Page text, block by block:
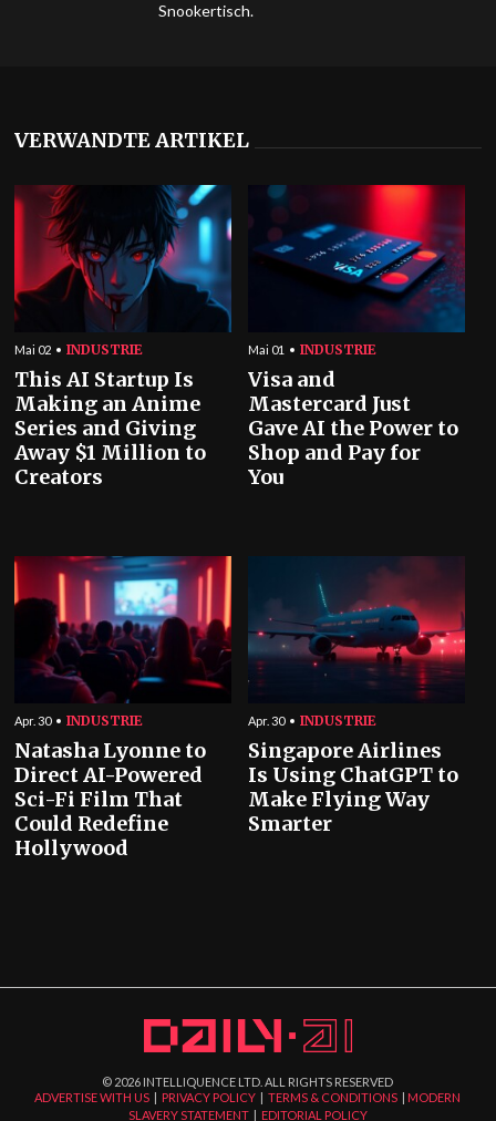
Snookertisch.
VERWANDTE ARTIKEL
Mai 02 INDUSTRIE
This AI Startup Is
Making an Anime
Series and Giving
Away $1 Million to
Creators
Mai 01 INDUSTRIE
Visa and
Mastercard Just
Gave AI the Power to
Shop and Pay for
You
Apr. 30 INDUSTRIE
Natasha Lyonne to
Direct AI-Powered
Sci-Fi Film That
Could Redefine
Hollywood
Apr. 30 INDUSTRIE
Singapore Airlines
Is Using ChatGPT to
Make Flying Way
Smarter
© 2026 INTELLIQUENCE LTD. ALL RIGHTS RESERVED
ADVERTISE WITH US | PRIVACY POLICY |TERMS & CONDITIONS | MODERN
SLAVERY STATEMENT| EDITORIAL POLICY